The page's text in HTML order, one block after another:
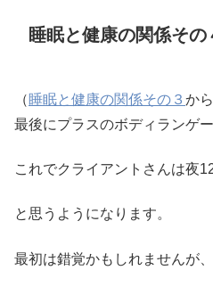
睡眠と健康の関係その
（ 睡眠と健康の関係その３ か
最後にプラスのボディランゲー
これでクライアントさんは夜
と思うようになります。
最初は錯覚かもしれませんが